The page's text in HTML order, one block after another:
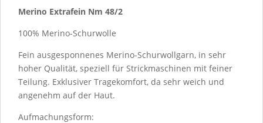
Merino Extrafein Nm 48/2
100% Merino-Schurwolle
Fein ausgesponnenes Merino-Schurwollgarn, in sehr
hoher Qualität, speziell für Strickmaschinen mit feiner
Teilung. Exklusiver Tragekomfort, da sehr weich und
angenehm auf der Haut.
Aufmachungsform: